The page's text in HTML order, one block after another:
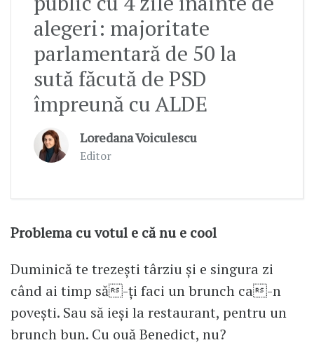
alegeri: majoritate
parlamentară de 50 la
sută făcută de PSD
împreună cu ALDE
Loredana Voiculescu
Editor
Problema cu votul e că nu e cool
Duminică te trezești târziu și e singura zi
când ai timp să-ți faci un brunch ca-n
povești. Sau să ieși la restaurant, pentru un
brunch bun. Cu ouă Benedict, nu?